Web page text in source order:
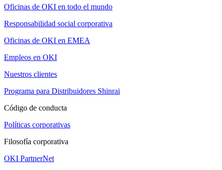
Oficinas de OKI en todo el mundo
Responsabilidad social corporativa
Oficinas de OKI en EMEA
Empleos en OKI
Nuestros clientes
Programa para Distribuidores Shinrai
Código de conducta
Políticas corporativas
Filosofía corporativa
OKI PartnerNet